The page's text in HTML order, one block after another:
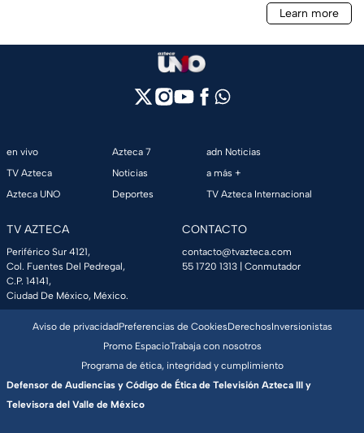
en vivo
TV Azteca
Azteca UNO
Azteca 7
Noticias
Deportes
adn Noticias
a más +
TV Azteca Internacional
TV AZTECA
Periférico Sur 4121,
Col. Fuentes Del Pedregal,
C.P. 14141,
Ciudad De México, México.
CONTACTO
contacto@tvazteca.com
55 1720 1313 | Conmutador
Aviso de privacidadPreferencias de CookiesDerechosInversionistas
Promo EspacioTrabaja con nosotros
Programa de ética, integridad y cumplimiento
Defensor de Audiencias y Código de Ética de Televisión Azteca III y
Televisora del Valle de México